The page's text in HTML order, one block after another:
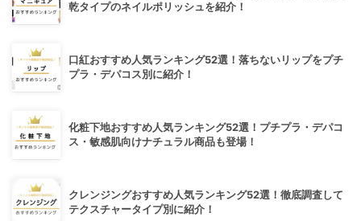
乾タイプのネイルポリッシュを紹介！
口紅おすすめ人気ランキング52選！落ちないリップをプチ
プラ・デパコス別に紹介！
化粧下地おすすめ人気ランキング52選！プチプラ・デパコ
ス・敏感肌向けナチュラル商品も登場！
クレンジングおすすめ人気ランキング52選！徹底調査して
テクスチャータイプ別に紹介！